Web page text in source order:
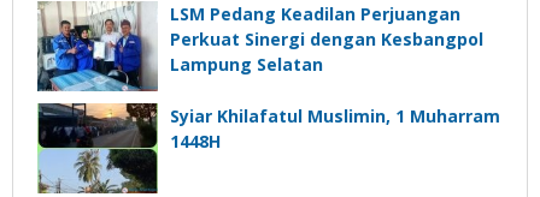
LSM Pedang Keadilan Perjuangan
Perkuat Sinergi dengan Kesbangpol
Lampung Selatan
Syiar Khilafatul Muslimin, 1 Muharram
1448H